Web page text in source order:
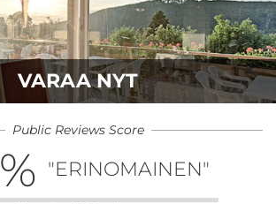
VARAA NYT
Public Reviews Score
% "ERINOMAINEN"